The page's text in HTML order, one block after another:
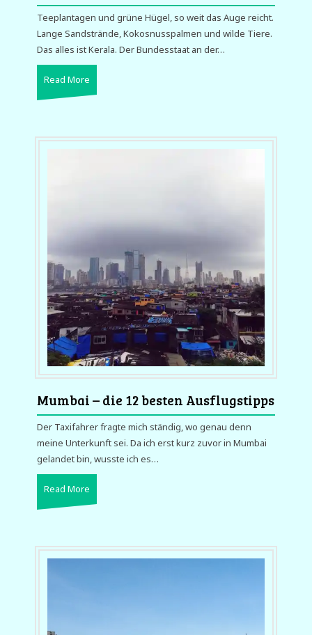
Teeplantagen und grüne Hügel, so weit das Auge reicht.
Lange Sandstrände, Kokosnusspalmen und wilde Tiere.
Das alles ist Kerala. Der Bundesstaat an der…
Read More
Mumbai – die 12 besten Ausflugstipps
Der Taxifahrer fragte mich ständig, wo genau denn
meine Unterkunft sei. Da ich erst kurz zuvor in Mumbai
gelandet bin, wusste ich es…
Read More